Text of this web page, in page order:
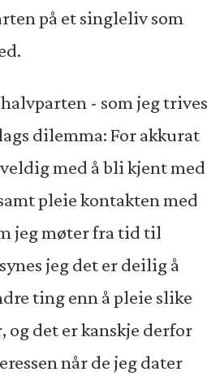
på et singleliv som
- som jeg trives
dilemma: For akkurat
med å bli kjent med
pleie kontakten med
jeg møter fra tid til
jeg det er deilig å
ting enn å pleie slike
og det er kanskje derfor
når de jeg dater